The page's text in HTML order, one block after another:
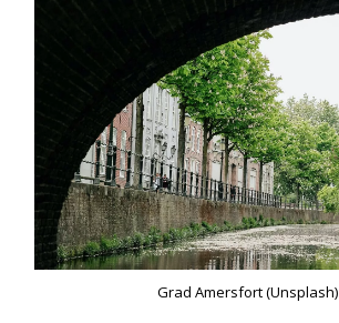
Grad Amersfort (Unsplash)